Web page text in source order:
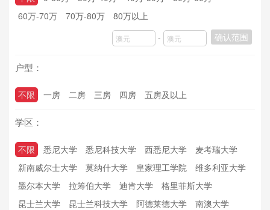
60万-70万
70万-80万
80万以上
-
确认范围
户型：
不限 一房 二房 三房 四房 五房及以上
学区：
不限 悉尼大学 悉尼科技大学 西悉尼大学
麦考瑞大学
新南威尔士大学
莫纳什大学 皇家理工学院
维多利亚大学
墨尔本大学
拉筹伯大学 迪肯大学
格里菲斯大学
昆士兰大学
昆士兰科技大学 阿德莱德大学
南澳大学